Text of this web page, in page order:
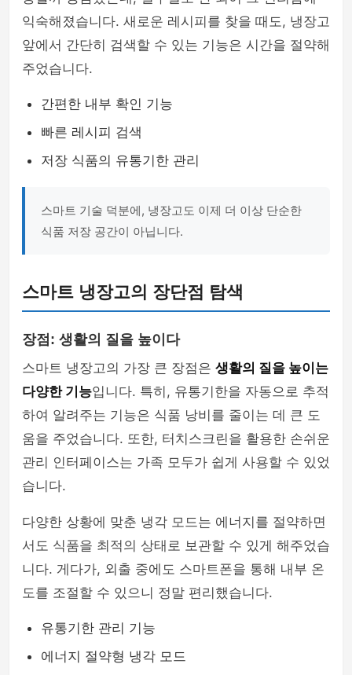
익숙해졌습니다. 새로운 레시피를 찾을 때도, 냉장고
앞에서 간단히 검색할 수 있는 기능은 시간을 절약해
주었습니다.
간편한 내부 확인 기능
빠른 레시피 검색
저장 식품의 유통기한 관리
스마트 기술 덕분에, 냉장고도 이제 더 이상 단순한
식품 저장 공간이 아닙니다.
스마트 냉장고의 장단점 탐색
장점: 생활의 질을 높이다
스마트 냉장고의 가장 큰 장점은 생활의 질을 높이는
다양한 기능입니다. 특히, 유통기한을 자동으로 추적
하여 알려주는 기능은 식품 낭비를 줄이는 데 큰 도
움을 주었습니다. 또한, 터치스크린을 활용한 손쉬운
관리 인터페이스는 가족 모두가 쉽게 사용할 수 있었
습니다.
다양한 상황에 맞춘 냉각 모드는 에너지를 절약하면
서도 식품을 최적의 상태로 보관할 수 있게 해주었습
니다. 게다가, 외출 중에도 스마트폰을 통해 내부 온
도를 조절할 수 있으니 정말 편리했습니다.
유통기한 관리 기능
에너지 절약형 냉각 모드